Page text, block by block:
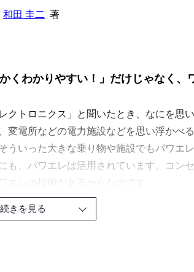
和田 圭二 著
かくわかりやすい！」だけじゃなく、
レクトロニクス」と聞いたとき、なにを
変電所などの電力施設などを思い浮かべ
ういった大きな乗り物や施設でもパワエ
も、パワエレは活用されています。コン
エレの技術があるからなのです。
気の制御や変換を行う「パワエレ」につ
続きを見る